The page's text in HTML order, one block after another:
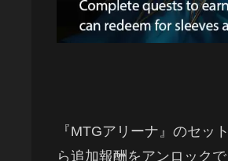
『MTGアリーナ』のセッ
ら追加報酬をアンロック